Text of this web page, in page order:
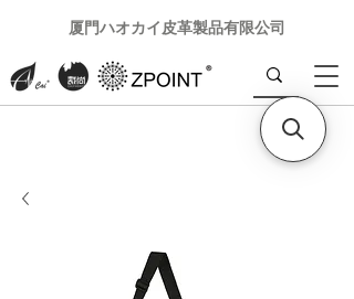
厦門ハオカイ皮革製品有限公司